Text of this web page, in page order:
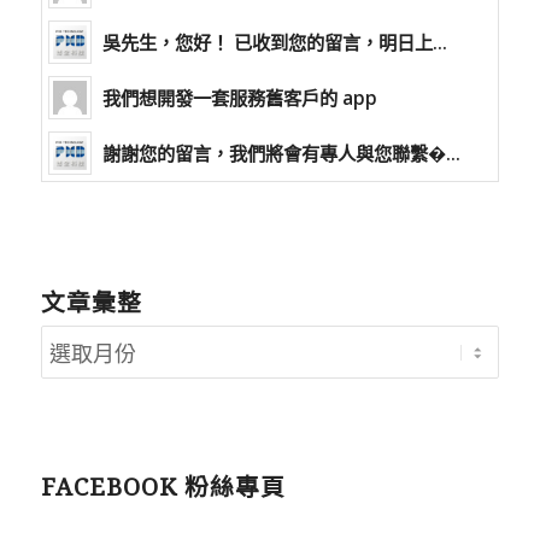
吳先生，您好！ 已收到您的留言，明日上...
我們想開發一套服務舊客戶的 app
謝謝您的留言，我們將會有專人與您聯繫�...
文章彙整
FACEBOOK 粉絲專頁